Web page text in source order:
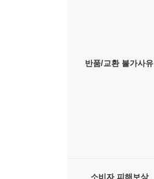
반품/교환 불가사유
소비자 피해보상